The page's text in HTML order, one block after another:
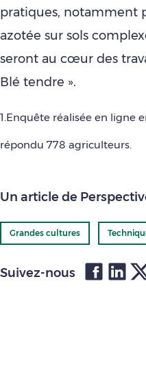
pratiques, notamment
azotée sur sols
seront au cœur des
Blé tendre ».
1.Enquête réalisée en ligne
répondu 778 agriculteurs.
Un article de
Grandes cultures
Suivez-nous